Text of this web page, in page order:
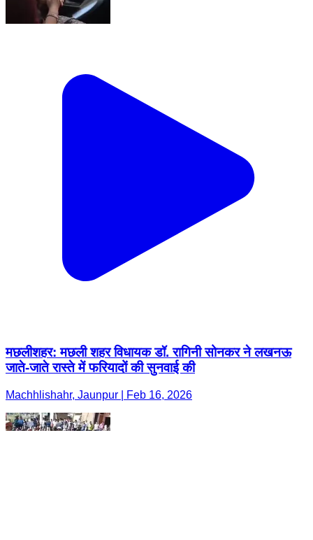
मछलीशहर: मछली शहर विधायक डॉ. रागिनी सोनकर ने लखनऊ
जाते-जाते रास्ते में फरियादों की सुनवाई की
Machhlishahr, Jaunpur | Feb 16, 2026